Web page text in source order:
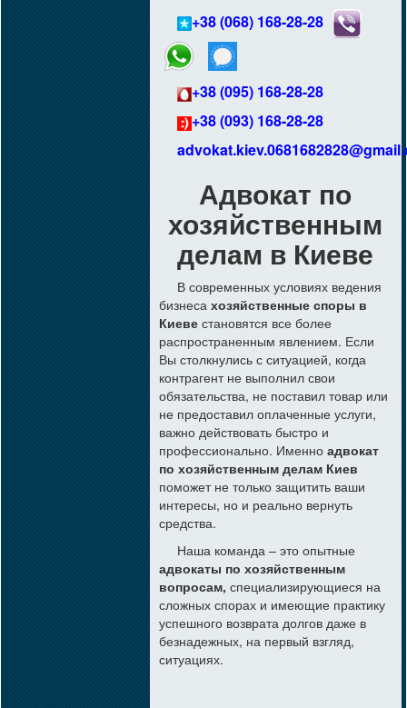
+38 (068) 168-28-28
+38 (095) 168-28-28
+38 (093) 168-28-28
Адвокат по
хозяйственным
делам в Киеве
В современных условиях ведения
бизнеса хозяйственные споры в
Киеве становятся все более
распространенным явлением. Если
Вы столкнулись с ситуацией, когда
контрагент не выполнил свои
обязательства, не поставил товар или
не предоставил оплаченные услуги,
важно действовать быстро и
профессионально. Именно адвокат
по хозяйственным делам Киев
поможет не только защитить ваши
интересы, но и реально вернуть
средства.
Наша команда – это опытные
адвокаты по хозяйственным
вопросам, специализирующиеся на
сложных спорах и имеющие практику
успешного возврата долгов даже в
безнадежных, на первый взгляд,
ситуациях.